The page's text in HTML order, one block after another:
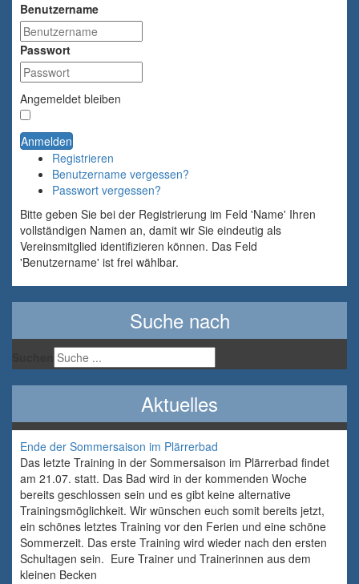
Benutzername
Passwort
Angemeldet bleiben
Anmelden
Registrieren
Benutzername vergessen?
Passwort vergessen?
Bitte geben Sie bei der Registrierung im Feld 'Name' Ihren
vollständigen Namen an, damit wir Sie eindeutig als
Vereinsmitglied identifizieren können. Das Feld
'Benutzername' ist frei wählbar.
Suche nach
Aktuelles
Ende der Sommersaison im Plärrerbad
Das letzte Training in der Sommersaison im Plärrerbad findet
am 21.07. statt. Das Bad wird in der kommenden Woche
bereits geschlossen sein und es gibt keine alternative
Trainingsmöglichkeit. Wir wünschen euch somit bereits jetzt,
ein schönes letztes Training vor den Ferien und eine schöne
Sommerzeit. Das erste Training wird wieder nach den ersten
Schultagen sein. Eure Trainer und Trainerinnen aus dem
kleinen Becken